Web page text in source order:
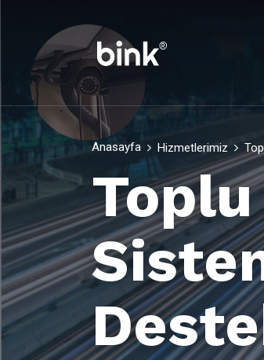
Anasayfa Hizmetlerimiz
Toplu